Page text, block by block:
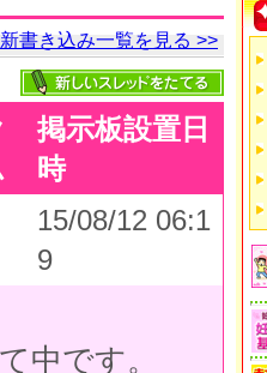
書き込み一覧を見る >>
掲示板設置日
時
15/08/12 06:1
9
中です。